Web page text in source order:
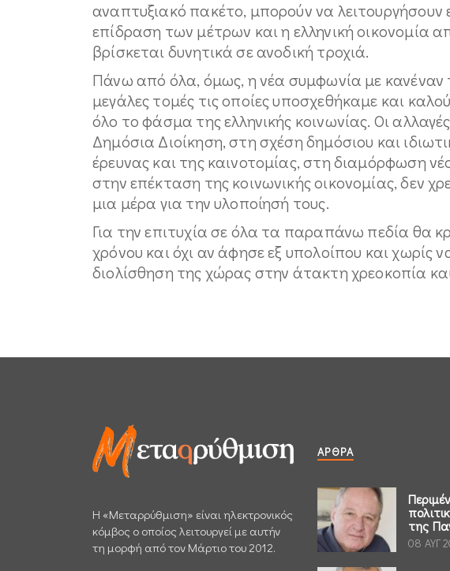
αναπτυξιακό πακέτο, μπορούν να λειτουργήσουν
επίδραση των μέτρων και η ελληνική οικονομία
βρίσκεται δυνητικά σε ανοδική τροχιά.
Πάνω από όλα, όμως, η νέα συμφωνία με κανέναν
μεγάλες τομές τις οποίες υποσχεθήκαμε και
όλο το φάσμα της ελληνικής κοινωνίας. Οι
Δημόσια Διοίκηση, στη σχέση δημόσιου και
έρευνας και της καινοτομίας, στη διαμόρφωση
στην επέκταση της κοινωνικής οικονομίας, δεν
μια μέρα για την υλοποίησή τους.
Για την επιτυχία σε όλα τα παραπάνω πεδία θα
χρόνου και όχι αν άφησε εξ υπολοίπου και χωρίς
διολίσθηση της χώρας στην άτακτη χρεοκοπία
H «Μεταρρύθμιση» είναι ηλεκτρονικός
κόμβος ο οποίος λειτουργεί με αυτήν
τη μορφή από τον Μάρτιο του 2012.
ΆΡΘΡΑ
της
08 ΑΥΓ